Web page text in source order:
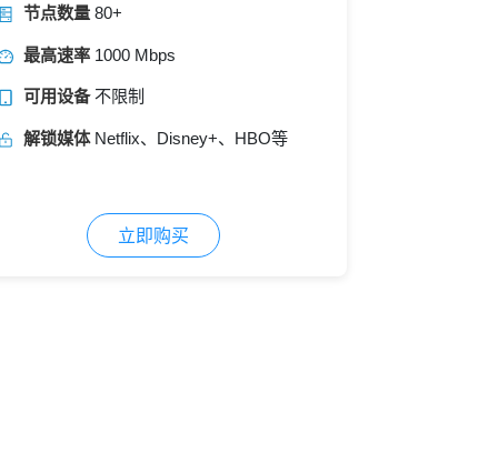
节点数量 80+
最高速率 1000 Mbps
可用设备不限制
解锁媒体Netflix、Disney+、HBO等
立即购买